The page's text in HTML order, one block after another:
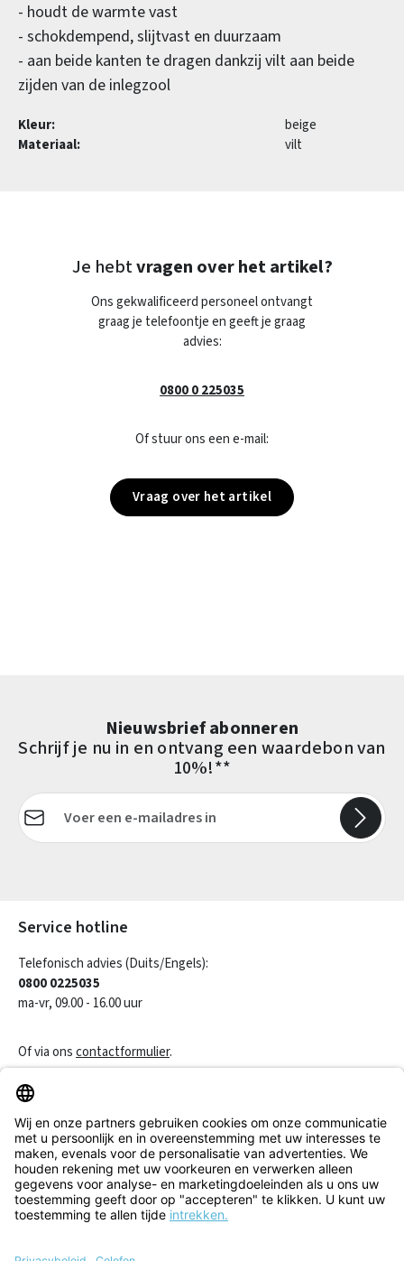
- houdt de warmte vast
- schokdempend, slijtvast en duurzaam
- aan beide kanten te dragen dankzij vilt aan beide
zijden van de inlegzool
Kleur:
beige
Materiaal:
vilt
Je hebtvragen over het artikel?
Ons gekwalificeerd personeel ontvangt
graag je telefoontje en geeft je graag
advies:
0800 0 225035
Of stuur ons een e-mail:
Vraag over het artikel
Nieuwsbrief abonneren
Schrijf je nu in en ontvang een waardebon van
10%!**
E-mailadres*
Service hotline
Telefonisch advies (Duits/Engels):
0800 0225035
ma-vr, 09.00 - 16.00 uur
Of via onscontactformulier.
Klantenservice
Informatie